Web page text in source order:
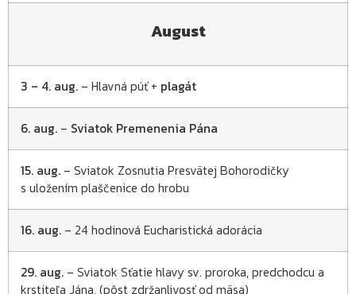
August
3 – 4. aug. – Hlavná púť + plagát
6. aug. – Sviatok Premenenia Pána
15. aug. – Sviatok Zosnutia Presvätej Bohorodičky
s uložením plaščenice do hrobu
16. aug. – 24 hodinová Eucharistická adorácia
29. aug. – Sviatok Sťatie hlavy sv. proroka, predchodcu a
krstiteľa Jána, (pôst zdržanlivosť od mäsa)